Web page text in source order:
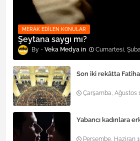
MERAK EDILEN KONULAR
Şeytana saygı mı?
Veka Medya Cumartesi,
Son iki rekâtta
Çarşamba, Ağustos
Yabancı kadınlara
Perşembe, Haziran